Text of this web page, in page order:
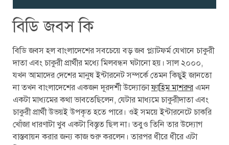
বিডি জবস কি
বিডি জবস হল বাংলাদেশের সবচেয়ে বড় জব প্ল্যাটফর্ম যেখানে চাকুরী
দাতা এবং চাকুরী প্রার্থীর মধ্যে মিলবন্ধন ঘটানো হয়। সাল ২০০০,
যখন আমাদের দেশের মানুষ ইন্টারনেট সম্পর্কে তেমন কিছুই জানতো
না তখন বাংলাদেশের একজন দূরদর্শী উদ্যোক্তাফাহিম মাশরুর এমন
একটা মাধ্যমের কথা ভাবতেছিলেন, যেটার মাধ্যমে চাকুরীদাতা এবং
চাকুরী প্রার্থী উভয়ই উপকৃত হতে পারে। ওই সময়ে ইন্টারনেটে চাকরি
খোঁজা ধারণাটা খুব একটা বিস্তৃত ছিল না। তবুও তিনি তার উদ্যোগ
বাস্তবায়ন করার জন্য কাজ শুরু করলেন। তারপর ধীরে ধীরে এটা